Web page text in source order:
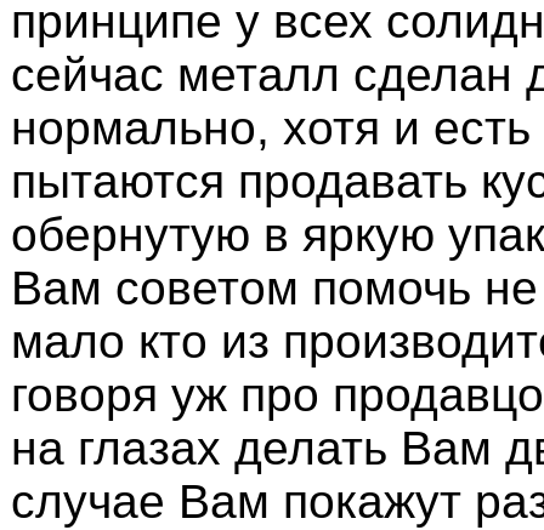
принципе у всех
сейчас металл сделан
нормально, хотя и
пытаются продавать
обернутую в яркую
Вам советом помочь
мало кто из
говоря уж про
на глазах делать Вам
случае Вам покажут